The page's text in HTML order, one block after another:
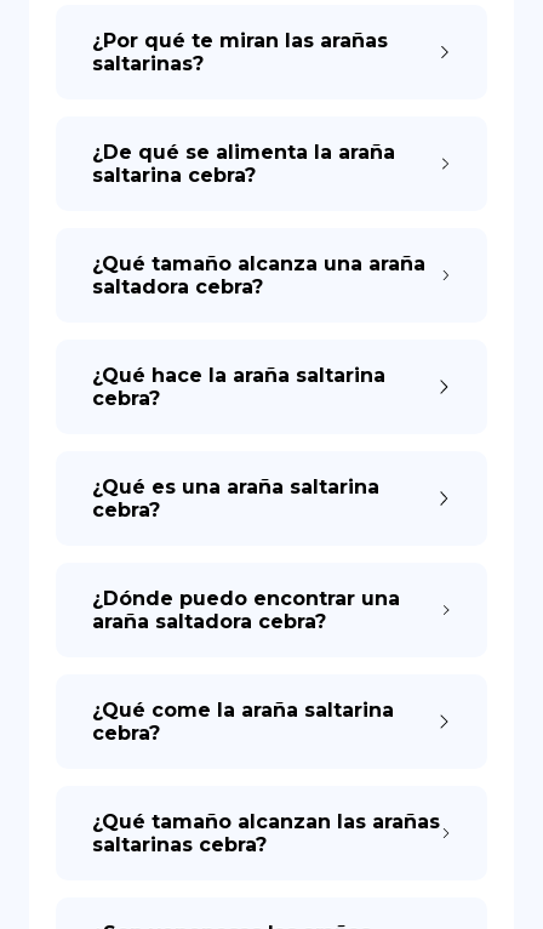
¿Por qué te miran las arañas
saltarinas?
¿De qué se alimenta la araña
saltarina cebra?
¿Qué tamaño alcanza una araña
saltadora cebra?
¿Qué hace la araña saltarina
cebra?
¿Qué es una araña saltarina
cebra?
¿Dónde puedo encontrar una
araña saltadora cebra?
¿Qué come la araña saltarina
cebra?
¿Qué tamaño alcanzan las arañas
saltarinas cebra?